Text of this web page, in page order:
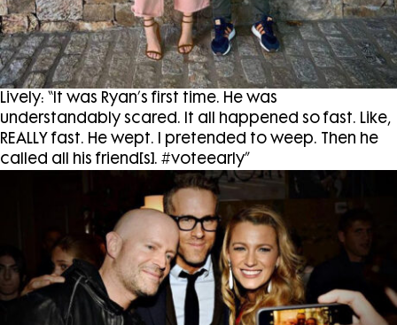
Lively: “It was Ryan’s first time. He was
understandably scared. It all happened so fast. Like,
REALLY fast. He wept. I pretended to weep. Then he
called all his friend[s]. #voteearly”